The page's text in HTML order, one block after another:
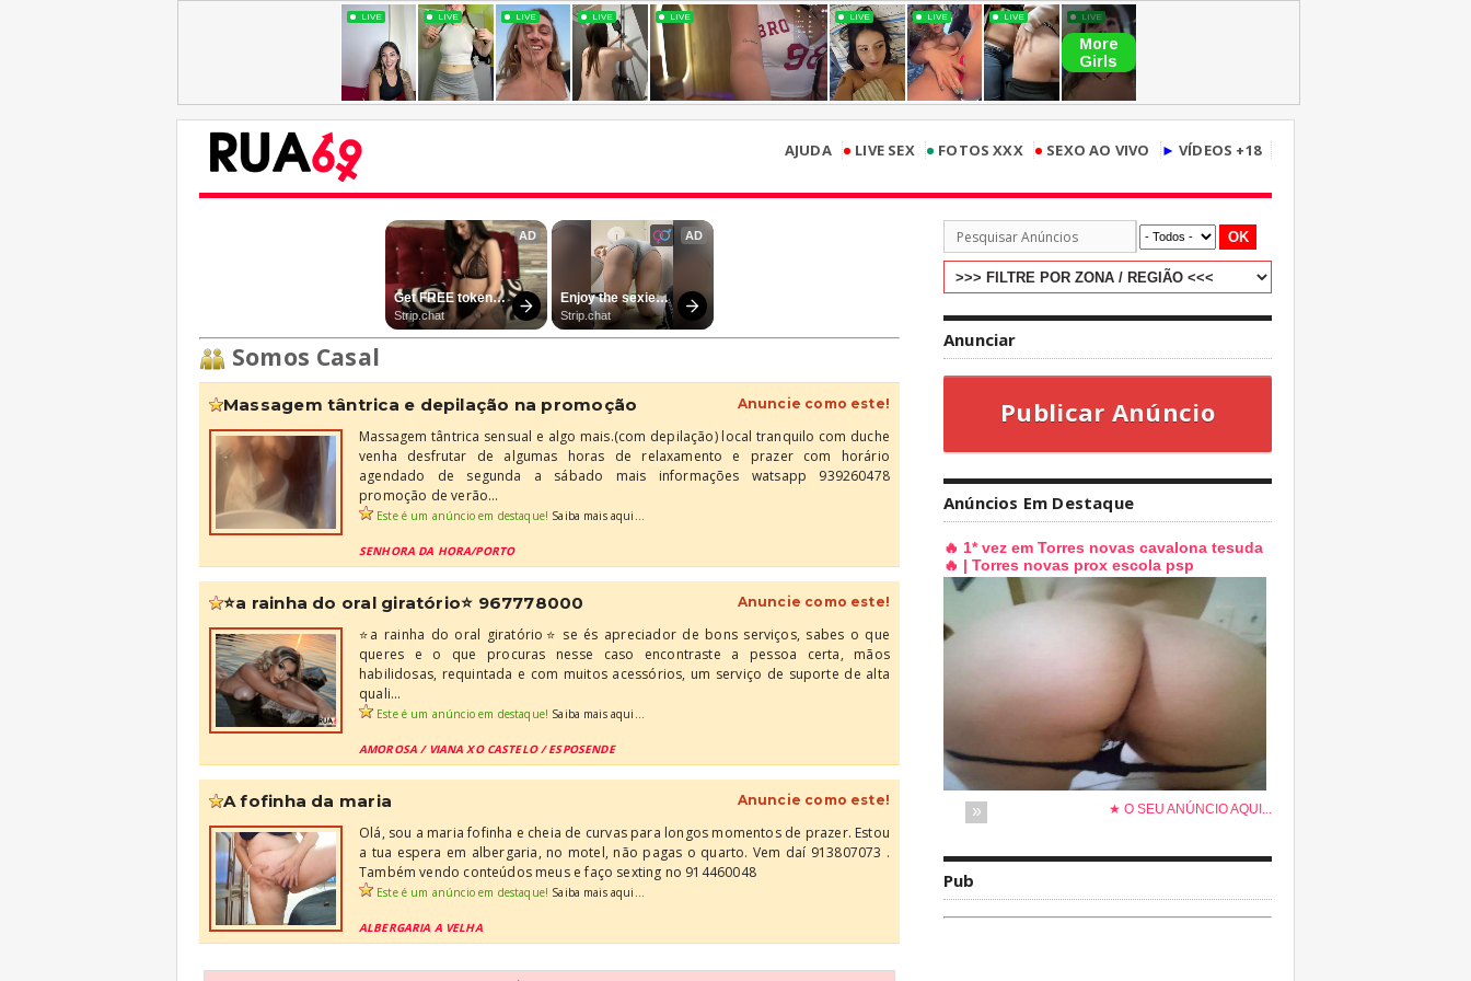
AJUDA • LIVE SEX • FOTOS XXX • SEXO AO VIVO ► VÍDEOS +18
Somos Casal
massagem tântrica e depilação na promoção Anuncie como este!
Massagem tântrica sensual e algo mais.(com depilação) local tranquilo com duche
venha desfrutar de algumas horas de relaxamento e prazer com horário
agendado de segunda a sábado mais informações watsapp 939260478
promoção de verão...
Este é um anúncio em destaque! Saiba mais aqui...
SENHORA DA HORA/PORTO
⭐a rainha do oral giratório⭐ 967778000 Anuncie como este!
⭐a rainha do oral giratório⭐ se és apreciador de bons serviços, sabes o que
queres e o que procuras nesse caso encontraste a pessoa certa, mãos
habilidosas, requintada e com muitos acessórios, um serviço de suporte de alta
quali...
Este é um anúncio em destaque! Saiba mais aqui...
AMOROSA / VIANA XO CASTELO / ESPOSENDE
a fofinha da maria Anuncie como este!
Olá, sou a maria fofinha e cheia de curvas para longos momentos de prazer. Estou
a tua espera em albergaria, no motel, não pagas o quarto. Vem daí 913807073 .
Também vendo conteúdos meus e faço sexting no 914460048
Este é um anúncio em destaque! Saiba mais aqui...
ALBERGARIA A VELHA
OK
Anunciar
Publicar Anúncio
Anúncios Em Destaque
Pub